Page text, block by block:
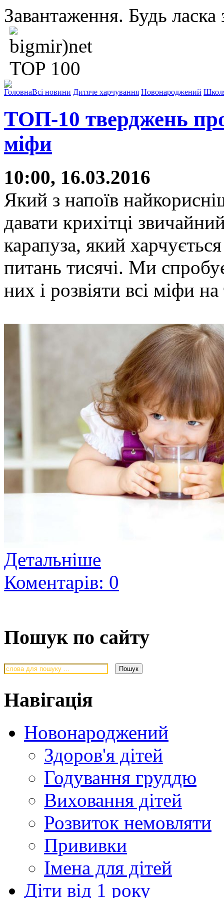
Завантаження. Будь ласка
ГоловнаВсі новини Дитяче харчування Новонароджений
ТОП-10 тверджень про
міфи
10:00, 16.03.2016
Який з напоїв
давати крихітці
карапуза, який
питань тисячі. Ми
них і розвіяти всі міфи
Детальніше
Коментарів: 0
Пошук по сайту
Навігація
Новонароджений
Здоров'я дітей
Годування груддю
Виховання дітей
Розвиток немовляти
Прививки
Імена для дітей
Діти від 1 року